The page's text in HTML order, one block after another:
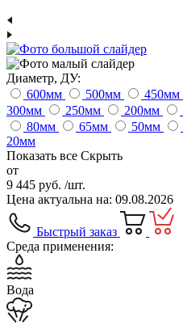
Диаметр, ДУ:
600мм 500мм 450мм
300мм 250мм 200мм
80мм 65мм 50мм
20мм
Показать все Скрыть
от
9 445 руб. /шт.
Цена актуальна на: 09.08.2026
Быстрый заказ
Среда применения:
Вода